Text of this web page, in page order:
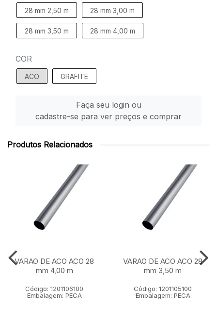
28 mm 2,50 m 28 mm 3,00 m
28 mm 3,50 m 28 mm 4,00 m
COR
ACO GRAFITE
Faça seu login ou
cadastre-se para ver preços e comprar
Produtos Relacionados
VARAO DE ACO ACO 28
mm 4,00 m
Código: 1201106100
Embalagem: PECA
VARAO DE ACO ACO 28
mm 3,50 m
Código: 1201105100
Embalagem: PECA